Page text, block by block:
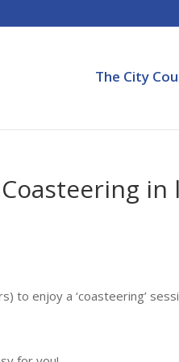
The City
in
to enjoy a ‘coasteering’